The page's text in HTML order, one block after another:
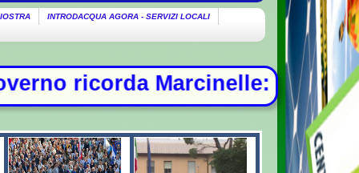
INTRODACQUA AGORA - SERVIZI LOCALI
"Non c'è spazio per